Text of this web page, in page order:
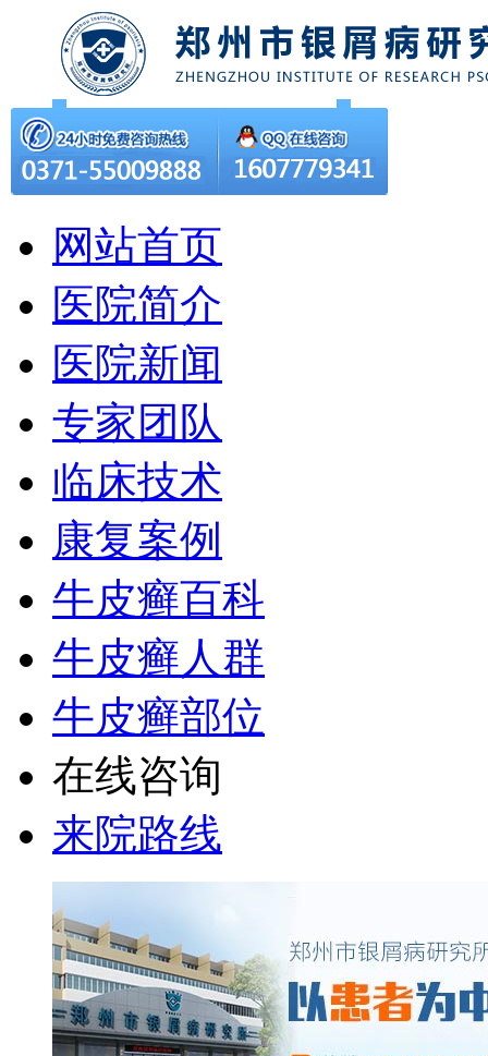
网站首页
医院简介
医院新闻
专家团队
临床技术
康复案例
牛皮癣百科
牛皮癣人群
牛皮癣部位
在线咨询
来院路线